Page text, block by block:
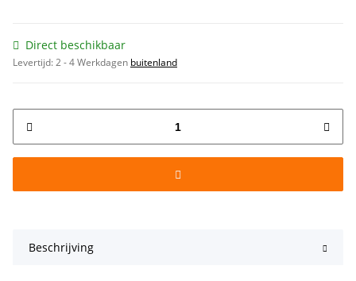
Direct beschikbaar
Levertijd:2 - 4 Werkdagen buitenland
Beschrijving